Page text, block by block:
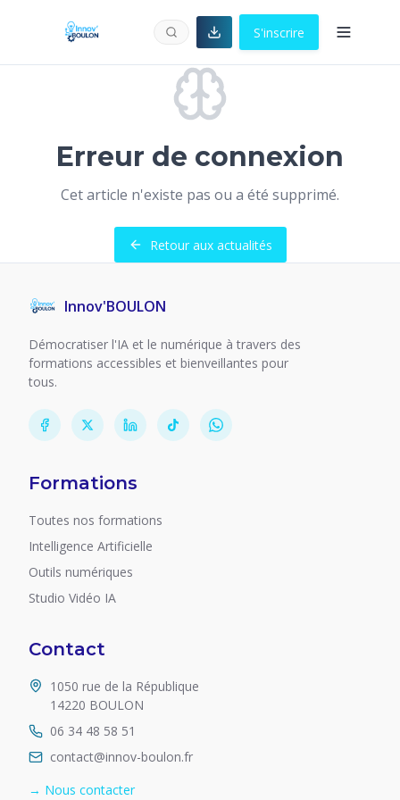
S'inscrire
Erreur de connexion
Cet article n'existe pas ou a été supprimé.
Retour aux actualités
Innov'BOULON
Démocratiser l'IA et le numérique à travers des
formations accessibles et bienveillantes pour
tous.
Formations
Toutes nos formations
Intelligence Artificielle
Outils numériques
Studio Vidéo IA
Contact
1050 rue de la République
14220 BOULON
06 34 48 58 51
contact@innov-boulon.fr
→ Nous contacter